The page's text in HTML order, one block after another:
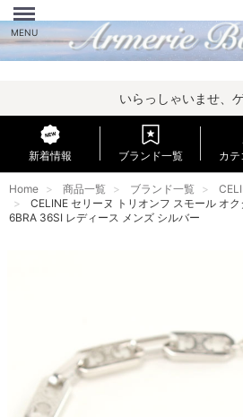
Menu
MENU
いらっしゃいませ、
新着情報 ブランド一覧 カ
Home 商品一覧 ブランド一覧
CELINE セリーヌ トリオンフ スモール オ
6BRA 36SI レディース メンズ シルバー